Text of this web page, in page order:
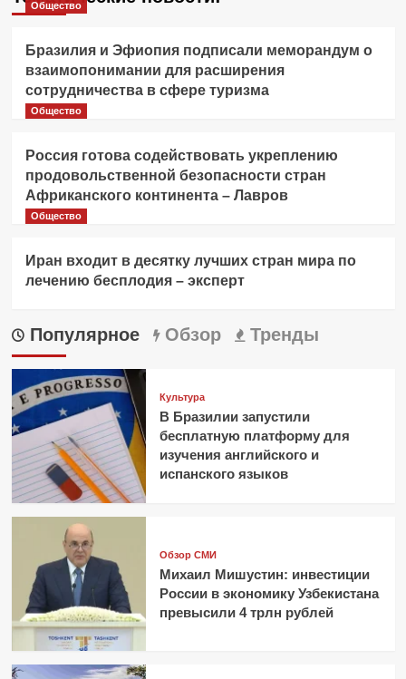
Общество
Бразилия и Эфиопия подписали меморандум о
взаимопонимании для расширения
сотрудничества в сфере туризма
Общество
Россия готова содействовать укреплению
продовольственной безопасности стран
Африканского континента – Лавров
Общество
Иран входит в десятку лучших стран мира по
лечению бесплодия – эксперт
Популярное Обзор Тренды
Культура
В Бразилии запустили
бесплатную платформу для
изучения английского и
испанского языков
Обзор СМИ
Михаил Мишустин: инвестиции
России в экономику Узбекистана
превысили 4 трлн рублей